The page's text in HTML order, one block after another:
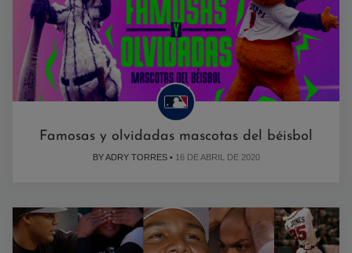
Famosas y olvidadas mascotas del béisbol
BY ADRY TORRES • 16 DE ABRIL DE 2020